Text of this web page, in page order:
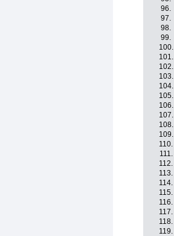
96.
97.
98.
99.
100.
101.
102.
103.
104.
105.
106.
107.
108.
109.
110.
111.
112.
113.
114.
115.
116.
117.
118.
119.